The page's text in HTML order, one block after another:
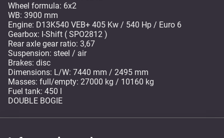
Wheel formula: 6x2
WB: 3900 mm
Engine: D13K540 VEB+ 405 Kw / 540 Hp / Euro 6
Gearbox: I-Shift ( SPO2812 )
Rear axle gear ratio: 3,67
Suspension: steel / air
Brakes: disc
Dimensions: L/W: 7440 mm / 2495 mm
Masses: full/empty: 27000 kg / 10160 kg
Fuel tank: 450 l
DOUBLE BOGIE